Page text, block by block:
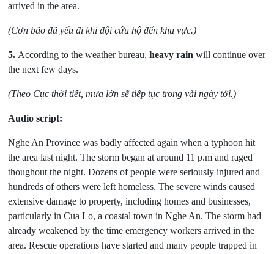
arrived in the area.
(Cơn bão đã yếu đi khi đội cứu hộ đến khu vực.)
5. According to the weather bureau,heavy rain will continue over
the next few days.
(Theo Cục thời tiết, mưa lớn sẽ tiếp tục trong vài ngày tới.)
Audio script:
Nghe An Province was badly affected again when a typhoon hit
the area last night. The storm began at around 11 p.m and raged
thoughout the night. Dozens of people were seriously injured and
hundreds of others were left homeless. The severe winds caused
extensive damage to property, including homes and businesses,
particularly in Cua Lo, a coastal town in Nghe An. The storm had
already weakened by the time emergency workers arrived in the
area. Rescue operations have started and many people trapped in